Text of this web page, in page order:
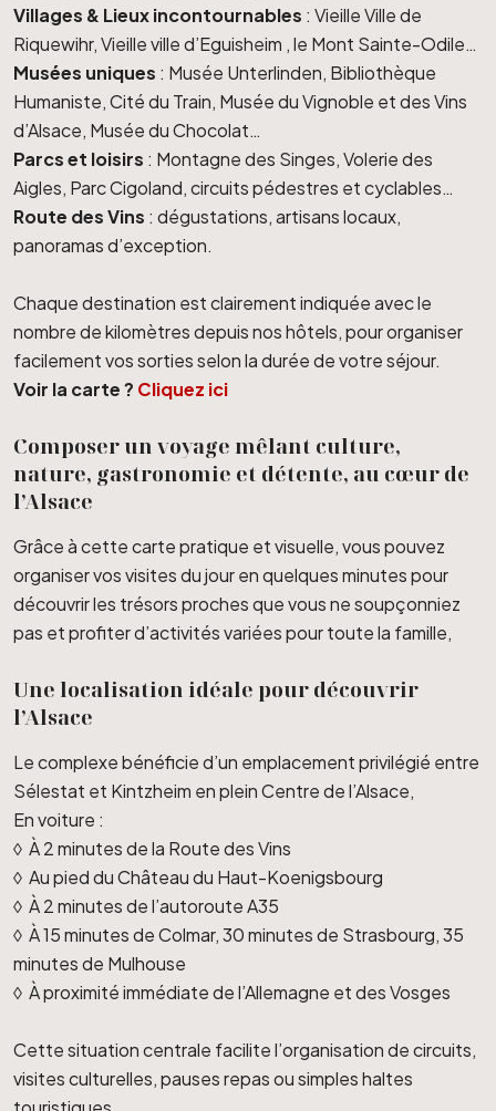
Villages & Lieux incontournables : Vieille Ville de
Riquewihr, Vieille ville d’Eguisheim , le Mont Sainte-Odile…
Musées uniques : Musée Unterlinden, Bibliothèque
Humaniste, Cité du Train, Musée du Vignoble et des Vins
d’Alsace, Musée du Chocolat…
Parcs et loisirs : Montagne des Singes, Volerie des
Aigles, Parc Cigoland, circuits pédestres et cyclables…
Route des Vins : dégustations, artisans locaux,
panoramas d’exception.
Chaque destination est clairement indiquée avec le
nombre de kilomètres depuis nos hôtels, pour organiser
facilement vos sorties selon la durée de votre séjour.
Voir la carte ? Cliquez ici
Composer un voyage mêlant culture,
nature, gastronomie et détente, au cœur de
l’Alsace
Grâce à cette carte pratique et visuelle, vous pouvez
organiser vos visites du jour en quelques minutes pour
découvrir les trésors proches que vous ne soupçonniez
pas et profiter d’activités variées pour toute la famille,
Une localisation idéale pour découvrir
l’Alsace
Le complexe bénéficie d’un emplacement privilégié entre
Sélestat et Kintzheim en plein Centre de l’Alsace,
En voiture :
◊ À 2 minutes de la Route des Vins
◊ Au pied du Château du Haut-Koenigsbourg
◊ À 2 minutes de l’autoroute A35
◊ À 15 minutes de Colmar, 30 minutes de Strasbourg, 35
minutes de Mulhouse
◊ À proximité immédiate de l’Allemagne et des Vosges
Cette situation centrale facilite l’organisation de circuits,
visites culturelles, pauses repas ou simples haltes